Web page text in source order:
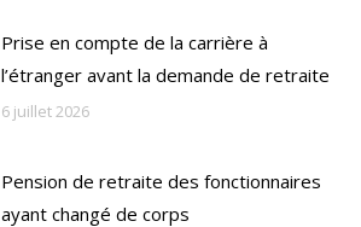
Prise en compte de la carrière à
l’étranger avant la demande de retraite
6 juillet 2026
Pension de retraite des fonctionnaires
ayant changé de corps